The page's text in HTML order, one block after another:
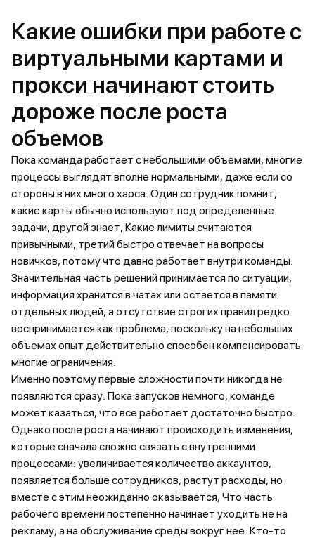
Какие ошибки при работе с
виртуальными картами и
прокси начинают стоить
дороже после роста
объемов
Пока команда работает с небольшими объемами, многие
процессы выглядят вполне нормальными, даже если со
стороны в них много хаоса. Один сотрудник помнит,
какие карты обычно используют под определенные
задачи, другой знает, Какие лимиты считаются
привычными, третий быстро отвечает на вопросы
новичков, потому что давно работает внутри команды.
Значительная часть решений принимается по ситуации,
информация хранится в чатах или остается в памяти
отдельных людей, а отсутствие строгих правил редко
воспринимается как проблема, поскольку на небольших
объемах опыт действительно способен компенсировать
многие ограничения.
Именно поэтому первые сложности почти никогда не
появляются сразу. Пока запусков немного, команде
может казаться, что все работает достаточно быстро.
Однако после роста начинают происходить изменения,
которые сначала сложно связать с внутренними
процессами: увеличивается количество аккаунтов,
появляется больше сотрудников, растут расходы, но
вместе с этим неожиданно оказывается, Что часть
рабочего времени постепенно начинает уходить не на
рекламу, а на обслуживание среды вокруг нее. Кто-то